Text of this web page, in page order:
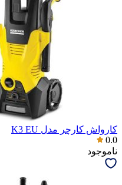
کارواش کارچر مدل K3 EU
0.0
ناموجود